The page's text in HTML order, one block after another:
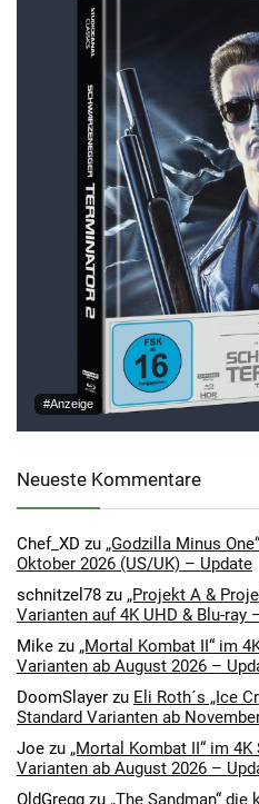
#Anzeige
Neueste Kommentare
Chef_XD zu „Godzilla Minus
Oktober 2026 (US/UK) – Update
schnitzel78 zu „Projekt A &
Varianten auf 4K UHD & Blu-ray
Mike zu „Mortal Kombat II“ im
Varianten ab August 2026 –
DoomSlayer zu Eli Roth´s „Ice
Standard Varianten ab
Joe zu „Mortal Kombat II“ im
Varianten ab August 2026 –
OldGregg zu „The Sandman“